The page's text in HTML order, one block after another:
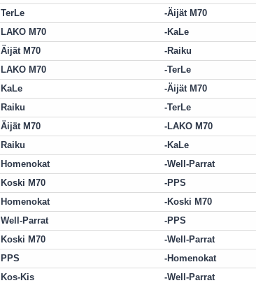
TerLe Äijät M70
LAKO M70 KaLe
Äijät M70 Raiku
LAKO M70 TerLe
KaLe Äijät M70
Raiku TerLe
Äijät M70 LAKO M70
Raiku KaLe
Homenokat Well-Parrat
Koski M70 PPS
Homenokat Koski M70
Well-Parrat PPS
Koski M70 Well-Parrat
PPS Homenokat
Kos-Kis Well-Parrat